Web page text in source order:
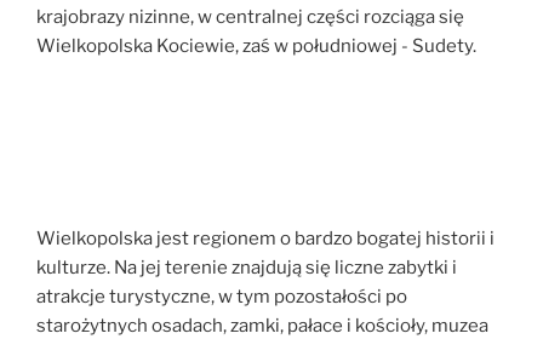
krajobrazy nizinne, w centralnej części rozciąga się
Wielkopolska Kociewie, zaś w południowej - Sudety.
Wielkopolska jest regionem o bardzo bogatej historii i
kulturze. Na jej terenie znajdują się liczne zabytki i
atrakcje turystyczne, w tym pozostałości po
starożytnych osadach, zamki, pałace i kościoły, muzea